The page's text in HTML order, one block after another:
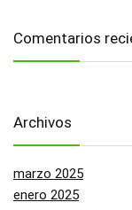
Comentarios
Archivos
marzo 2025
enero 2025